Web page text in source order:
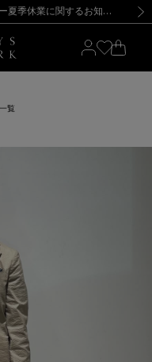
新規登録のお客様も対象！＜MY BARNEYS＞会員のお客様は11,000円（税込）以上のお買上げで常時送料無料！お買い物の際は会員登録を！
知らせ】(2026.8.7) 【オンラインストア カスタマーセンター夏季休業に関するお知らせ】（2026.8.7）
【夏季休業に伴う返品・交換承り一時停止のお知らせ】（2026.8.5）
荷物のお届けについて
案内・ご注意事項 新規登録のお客様も対象！＜MY BARNEYS＞会員のお客様は11,000円（税込）以上のお買上げで常時送料無料！お買い物の際は会員登録を！
知らせ】(2026.8.7)
覧